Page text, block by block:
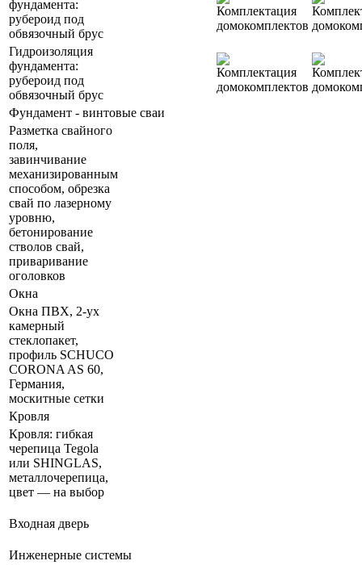
фундамента:
рубероид под
обвязочный брус
Гидроизоляция
фундамента:
рубероид под
обвязочный брус
Фундамент - винтовые сваи
Разметка свайного
поля,
завинчивание
механизированным
способом, обрезка
свай по лазерному
уровню,
бетонирование
стволов свай,
приваривание
оголовков
Окна
Окна ПВХ, 2-ух
камерный
стеклопакет,
профиль SCHUCO
CORONA AS 60,
Германия,
москитные сетки
Кровля
Кровля: гибкая
черепица Tegola
или SHINGLAS,
металлочерепица,
цвет — на выбор
Входная дверь
Инженерные системы